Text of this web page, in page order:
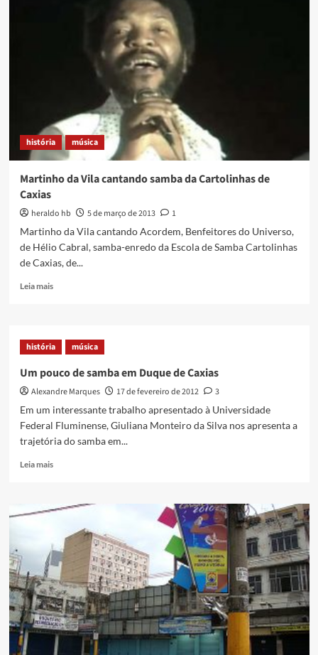
história música
Martinho da Vila cantando samba da Cartolinhas de
Caxias
heraldo hb 5 de março de 2013
1
Martinho da Vila cantando Acordem, Benfeitores do Universo,
de Hélio Cabral, samba-enredo da Escola de Samba Cartolinhas
de Caxias, de...
Leia maisRead
da
Vila
samba
da
Cartolinhas
Caxias
história música
Um pouco de samba em Duque de Caxias
Alexandre Marques 17 de fevereiro de 2012
3
Em um interessante trabalho apresentado à Universidade
Federal Fluminense, Giuliana Monteiro da Silva nos apresenta a
trajetória do samba em...
Leia maisRead
samba
em
Duque
de
Caxias